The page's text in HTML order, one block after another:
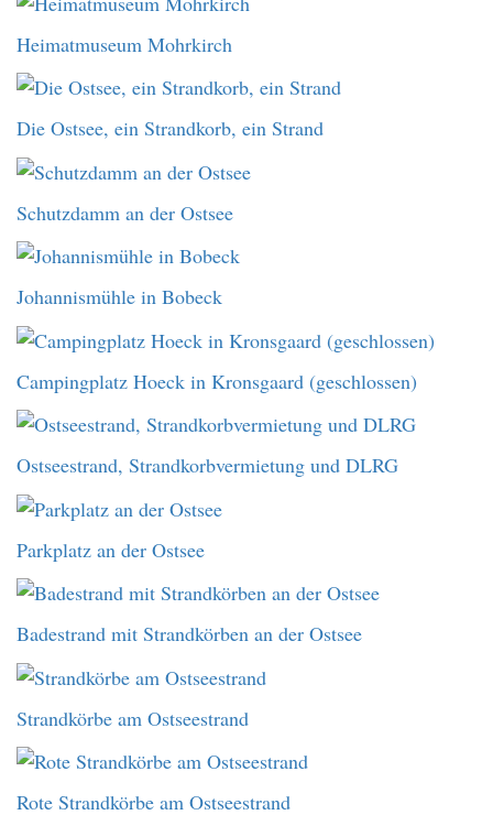
Heimatmuseum Mohrkirch
Die Ostsee, ein Strandkorb, ein Strand
Schutzdamm an der Ostsee
Johannismühle in Bobeck
Campingplatz Hoeck in Kronsgaard (geschlossen)
Ostseestrand, Strandkorbvermietung und DLRG
Parkplatz an der Ostsee
Badestrand mit Strandkörben an der Ostsee
Strandkörbe am Ostseestrand
Rote Strandkörbe am Ostseestrand